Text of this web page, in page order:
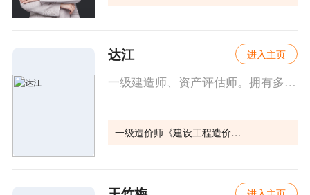
进入主页
达江
一级建造师、资产评估师。拥有多年的高校从教经历，经验丰富。人送外号：达帅。
一级造价师《建设工程造价管理》